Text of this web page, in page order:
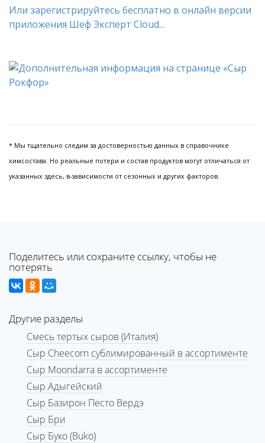
Или зарегистрируйтесь бесплатно в онлайн версии
приложения Шеф Эксперт Cloud...
* Мы тщательно следим за достоверностью данных в справочнике
химсостава. Но реальные потери и состав продуктов могут отличаться от
указанных здесь, в-зависимости от сезонных и других факторов.
Поделитесь или сохраните ссылку, чтобы не
потерять
Другие разделы
Смесь тертых сыров (Италия)
Сыр Cheecorn сублимированный в ассортименте
Сыр Moondarra в ассортименте
Сыр Адыгейский
Сыр Базирон Песто Вердэ
Сыр Бри
Сыр Буко (Buko)